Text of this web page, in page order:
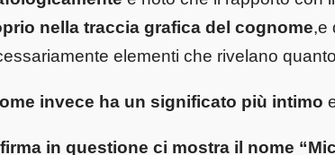
nella traccia grafica del cognome,e
elementi che rivelano
invece ha un significato più intimo
in questione ci mostra il nome